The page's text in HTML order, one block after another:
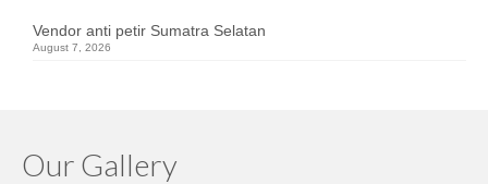
Vendor anti petir Sumatra Selatan
August 7, 2026
Our Gallery